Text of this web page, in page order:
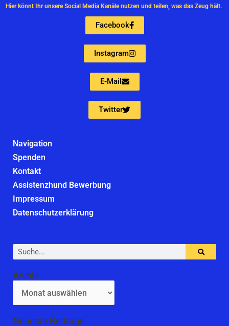
Hier könnt Ihr unsere Social Media Kanäle nutzen und teilen, was das Zeug hält.
Facebook
Instagram
E-Mail
Twitter
Navigation
Spenden
Kontakt
Assistenzhund Bewerbung
Impressum
Datenschutzerklärung
Suche
Archiv
Archiv
Neueste Beiträge